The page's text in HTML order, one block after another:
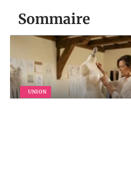
Sommaire
UNION